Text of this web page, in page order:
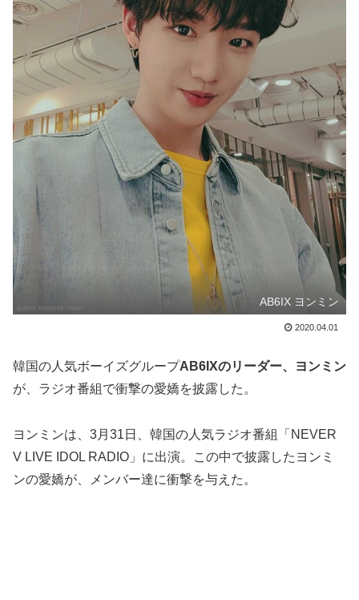
AB6IX ヨンミン
2020.04.01
韓国の人気ボーイズグループAB6IXのリーダー、ヨンミン
が、ラジオ番組で衝撃の愛嬌を披露した。
ヨンミンは、3月31日、韓国の人気ラジオ番組「NEVER
V LIVE IDOL RADIO」に出演。この中で披露したヨンミ
ンの愛嬌が、メンバー達に衝撃を与えた。